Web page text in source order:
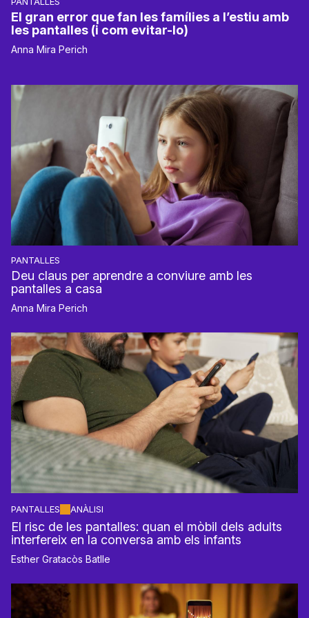
El gran error que fan les famílies a l’estiu amb
les pantalles (i com evitar-lo)
Anna Mira Perich
PANTALLES
Deu claus per aprendre a conviure amb les
pantalles a casa
Anna Mira Perich
PANTALLES ANÀLISI
El risc de les pantalles: quan el mòbil dels adults
interfereix en la conversa amb els infants
Esther Gratacòs Batlle